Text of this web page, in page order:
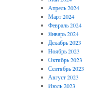
Апрель 2024
Март 2024
Февраль 2024
Январь 2024
Декабрь 2023
Ноябрь 2023
Октябрь 2023
Сентябрь 2023
Август 2023
Июль 2023